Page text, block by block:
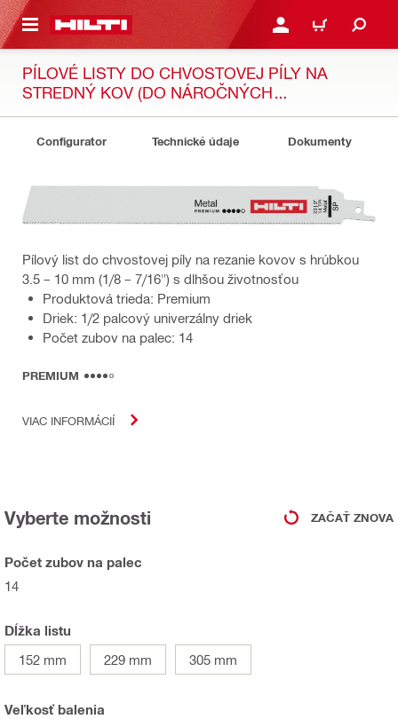
HLAVNÝ OBSAH PRIHLÁSIŤ ALEBO
KOŠÍK
PÍLOVÉ LISTY DO CHVOSTOVEJ PÍLY NA
STREDNÝ KOV (DO NÁROČNÝCH
Configurator Technické údaje Dokumenty
Pílový list do chvostovej píly na rezanie kovov s hrúbkou
3.5 – 10 mm (1/8 – 7/16") s dlhšou životnosťou
Produktová trieda: Premium
Driek: 1/2 palcový univerzálny driek
Počet zubov na palec: 14
PREMIUM
VIAC INFORMÁCIÍ
Vyberte možnosti ZAČAŤ ZNOVA
Počet zubov na palec
14
Dĺžka listu
152 mm
229 mm 305 mm
Veľkosť balenia